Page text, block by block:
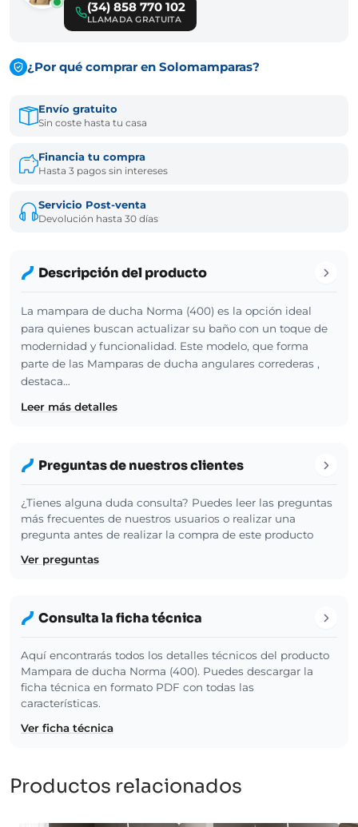
(34) 858 770 102
LLAMADA GRATUITA
¿Por qué comprar en Solomamparas?
Envío gratuito
Sin coste hasta tu casa
Financia tu compra
Hasta 3 pagos sin intereses
Servicio Post-venta
Devolución hasta 30 días
Descripción del producto
La mampara de ducha Norma (400) es la opción ideal
para quienes buscan actualizar su baño con un toque de
modernidad y funcionalidad. Este modelo, que forma
parte de las Mamparas de ducha angulares correderas ,
destaca…
Leer más detalles
Preguntas de nuestros clientes
¿Tienes alguna duda consulta? Puedes leer las preguntas
más frecuentes de nuestros usuarios o realizar una
pregunta antes de realizar la compra de este producto
Ver preguntas
Consulta la ficha técnica
Aquí encontrarás todos los detalles técnicos del producto
Mampara de ducha Norma (400). Puedes descargar la
ficha técnica en formato PDF con todas las
características.
Ver ficha técnica
Productos relacionados